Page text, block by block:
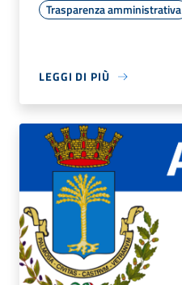
Trasparenza amministrativa
LEGGI DI PIÙ